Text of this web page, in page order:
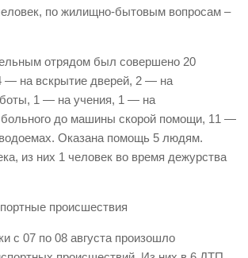
опасных производственных объектов
по жилищно-бытовым вопросам –
отрядом был совершено 20
— на вскрытие дверей, 2 — на
1 — на учения, 1 — на
больного до машины скорой помощи, 11 —
Оказана помощь 5 людям.
из них 1 человек во время дежурства
происшествия
с 07 по 08 августа произошло